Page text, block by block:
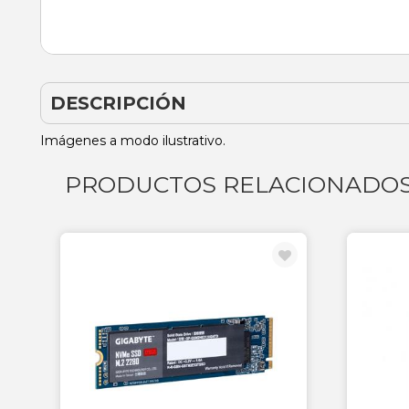
DESCRIPCIÓN
Imágenes a modo ilustrativo.
PRODUCTOS